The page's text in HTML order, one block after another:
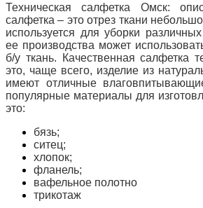
Техническая салфетка Омск:
салфетка – это отрез ткани
используется для уборки
ее производства может
б/у ткань. Качественная салфетка
это, чаще всего, изделие из
имеют отличные
популярные материалы для
это:
бязь;
ситец;
хлопок;
фланель;
вафельное полотно
трикотаж